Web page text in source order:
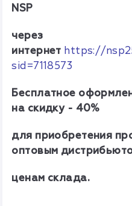
NSP
через
интернет https://
sid=7118573
Бесплатное
на скидку - 40%
для приобретения
оптовым
ценам склада.